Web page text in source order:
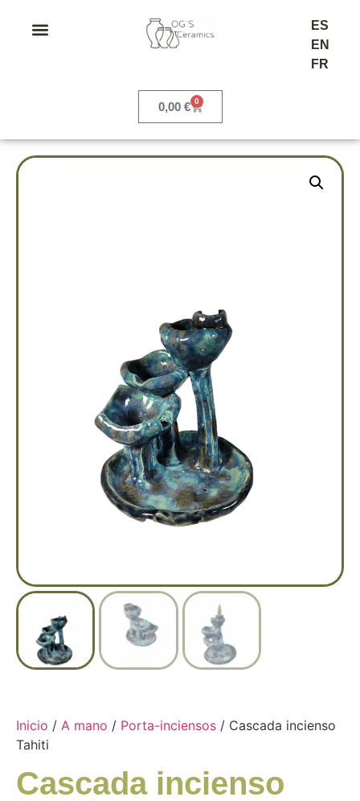
ES
EN
FR
0,00 € 0
Inicio / A mano / Porta-inciensos / Cascada incienso
Tahiti
Cascada incienso